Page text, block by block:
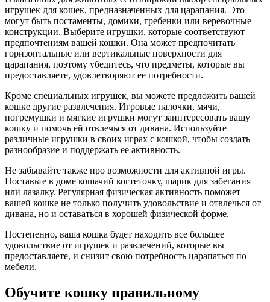
игрушек для кошек, предназначенных для царапания. Это
могут быть постаменты, домики, гребенки или веревочные
конструкции. Выберите игрушки, которые соответствуют
предпочтениям вашей кошки. Она может предпочитать
горизонтальные или вертикальные поверхности для
царапания, поэтому убедитесь, что предметы, которые вы
предоставляете, удовлетворяют ее потребности.
Кроме специальных игрушек, вы можете предложить вашей
кошке другие развлечения. Игровые палочки, мячи,
погремушки и мягкие игрушки могут заинтересовать вашу
кошку и помочь ей отвлечься от дивана. Используйте
различные игрушки в своих играх с кошкой, чтобы создать
разнообразие и поддержать ее активность.
Не забывайте также про возможности для активной игры.
Поставьте в доме кошачий когтеточку, шарик для забегания
или лазалку. Регулярная физическая активность поможет
вашей кошке не только получить удовольствие и отвлечься от
дивана, но и оставаться в хорошей физической форме.
Постепенно, ваша кошка будет находить все большее
удовольствие от игрушек и развлечений, которые вы
предоставляете, и снизит свою потребность царапаться по
мебели.
Обучите кошку правильному